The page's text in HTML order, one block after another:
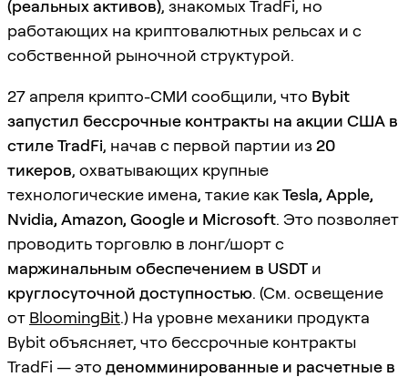
(реальных активов), знакомых TradFi, но
работающих на криптовалютных рельсах и с
собственной рыночной структурой.
27 апреля крипто-СМИ сообщили, что Bybit
запустил бессрочные контракты на акции США в
стиле TradFi, начав с первой партии из20
тикеров, охватывающих крупные
технологические имена, такие какTesla, Apple,
Nvidia, Amazon, Google и Microsoft. Это позволяет
проводить торговлю в лонг/шорт с
маржинальным обеспечением в USDT и
круглосуточной доступностью. (См. освещение
от BloomingBit.) На уровне механики продукта
Bybit объясняет, что бессрочные контракты
TradFi — это деномминированные и расчетные в